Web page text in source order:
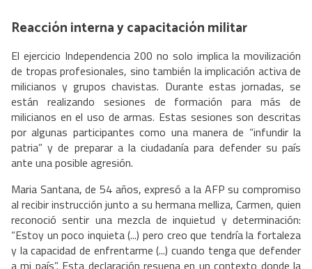
Reacción interna y capacitación militar
El ejercicio Independencia 200 no solo implica la movilización
de tropas profesionales, sino también la implicación activa de
milicianos y grupos chavistas. Durante estas jornadas, se
están realizando sesiones de formación para más de
milicianos en el uso de armas. Estas sesiones son descritas
por algunas participantes como una manera de “infundir la
patria” y de preparar a la ciudadanía para defender su país
ante una posible agresión.
Maria Santana, de 54 años, expresó a la AFP su compromiso
al recibir instrucción junto a su hermana melliza, Carmen, quien
reconoció sentir una mezcla de inquietud y determinación:
“Estoy un poco inquieta (...) pero creo que tendría la fortaleza
y la capacidad de enfrentarme (...) cuando tenga que defender
a mi país”. Esta declaración resuena en un contexto donde la